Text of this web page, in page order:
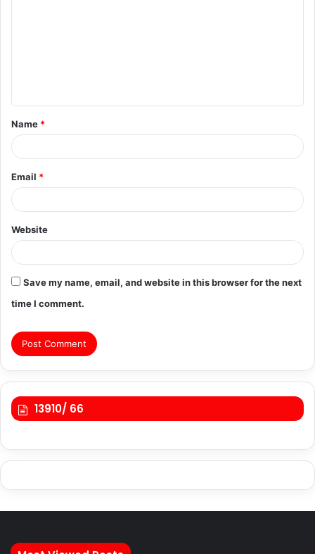
t
*
Name *
Email *
Website
Save my name, email, and website in this browser for the next
time I comment.
13910/ 66